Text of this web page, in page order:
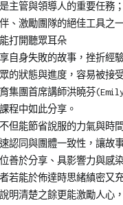
主管與領導人的重要任務
、激勵團隊的絕佳工具之
打開聽眾耳朵
享自身失敗的故事，挫折經
的狀態與進度，容易被接
集團首席講師洪曉芬
程中如此分享。
但能節省說服的力氣與時
認同與團體一致性，讓故
善於分享、具影響力與感
若能於佈達時思緒縝密又
明清楚之餘更能激勵人心